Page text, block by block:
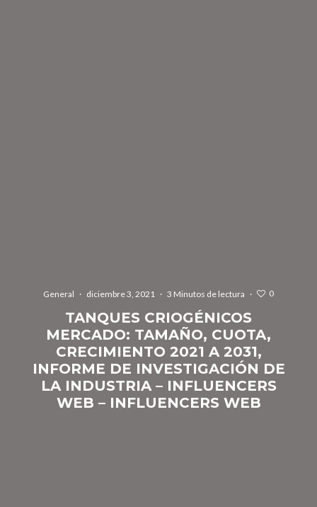
General · diciembre 3, 2021 · 3 Minutos de lectura · 0
TANQUES CRIOGÉNICOS
MERCADO: TAMAÑO, CUOTA,
CRECIMIENTO 2021 A 2031,
INFORME DE INVESTIGACIÓN DE
LA INDUSTRIA – INFLUENCERS
WEB – INFLUENCERS WEB